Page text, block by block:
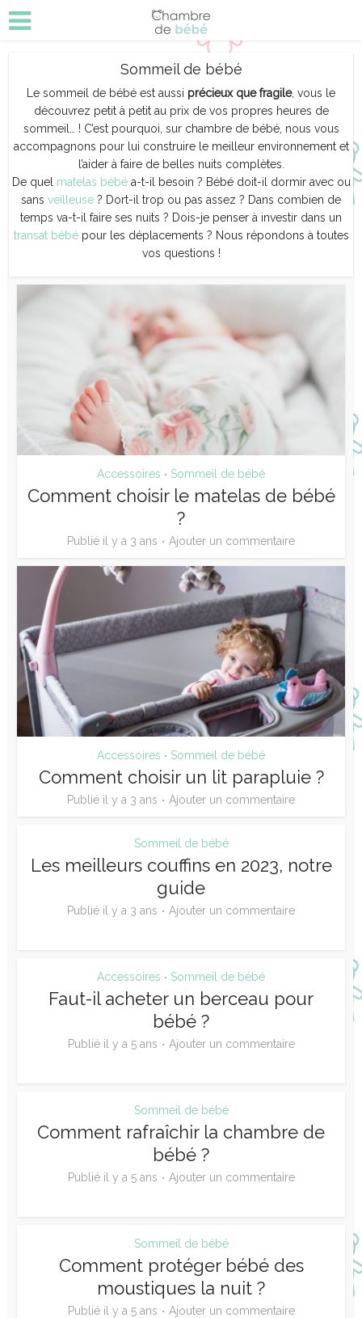
Sommeil de bébé
Le sommeil de bébé est aussi précieux que fragile, vous le
découvrez petit à petit au prix de vos propres heures de
sommeil… ! C’est pourquoi, sur chambre de bébé, nous vous
accompagnons pour lui construire le meilleur environnement et
l’aider à faire de belles nuits complètes.
De quel matelas bébé a-t-il besoin ? Bébé doit-il dormir avec ou
sans veilleuse ? Dort-il trop ou pas assez ? Dans combien de
temps va-t-il faire ses nuits ? Dois-je penser à investir dans un
transat bébépour les déplacements ? Nous répondons à toutes
vos questions !
Accessoires • Sommeil de bébé
Comment choisir le matelas de bébé
?
Publié il y a 3 ans Ajouter un commentaire
Accessoires • Sommeil de bébé
Comment choisir un lit parapluie ?
Publié il y a 3 ans Ajouter un commentaire
Sommeil de bébé
Les meilleurs couffins en 2023, notre
guide
Publié il y a 3 ans Ajouter un commentaire
Accessoires • Sommeil de bébé
Faut-il acheter un berceau pour
bébé ?
Publié il y a 5 ans Ajouter un commentaire
Sommeil de bébé
Comment rafraîchir la chambre de
bébé ?
Publié il y a 5 ans Ajouter un commentaire
Sommeil de bébé
Comment protéger bébé des
moustiques la nuit ?
Publié il y a 5 ans Ajouter un commentaire